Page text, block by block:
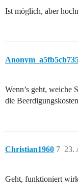
Ist möglich, aber
Wenn’s geht, weiche
die
Christian1960 23.
7
Geht, funktioniert